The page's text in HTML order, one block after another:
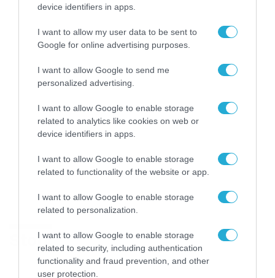
device identifiers in apps.
I want to allow my user data to be sent to
Google for online advertising purposes.
I want to allow Google to send me
personalized advertising.
I want to allow Google to enable storage
related to analytics like cookies on web or
device identifiers in apps.
I want to allow Google to enable storage
related to functionality of the website or app.
I want to allow Google to enable storage
related to personalization.
I want to allow Google to enable storage
related to security, including authentication
functionality and fraud prevention, and other
user protection.
Story